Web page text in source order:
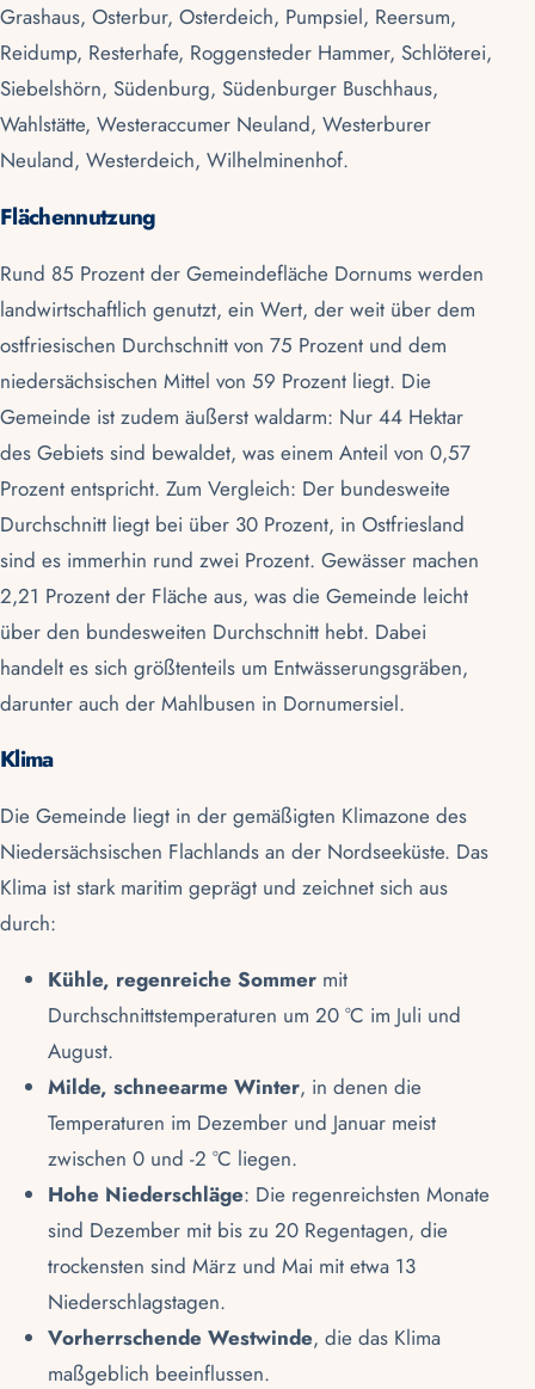
Grashaus, Osterbur, Osterdeich, Pumpsiel, Reersum,
Reidump, Resterhafe, Roggensteder Hammer, Schlöterei,
Siebelshörn, Südenburg, Südenburger Buschhaus,
Wahlstätte, Westeraccumer Neuland, Westerburer
Neuland, Westerdeich, Wilhelminenhof.
Flächennutzung
Rund 85 Prozent der Gemeindefläche Dornums werden
landwirtschaftlich genutzt, ein Wert, der weit über dem
ostfriesischen Durchschnitt von 75 Prozent und dem
niedersächsischen Mittel von 59 Prozent liegt. Die
Gemeinde ist zudem äußerst waldarm: Nur 44 Hektar
des Gebiets sind bewaldet, was einem Anteil von 0,57
Prozent entspricht. Zum Vergleich: Der bundesweite
Durchschnitt liegt bei über 30 Prozent, in Ostfriesland
sind es immerhin rund zwei Prozent. Gewässer machen
2,21 Prozent der Fläche aus, was die Gemeinde leicht
über den bundesweiten Durchschnitt hebt. Dabei
handelt es sich größtenteils um Entwässerungsgräben,
darunter auch der Mahlbusen in Dornumersiel.
Klima
Die Gemeinde liegt in der gemäßigten Klimazone des
Niedersächsischen Flachlands an der Nordseeküste. Das
Klima ist stark maritim geprägt und zeichnet sich aus
durch:
Kühle, regenreiche Sommer mit
Durchschnittstemperaturen um 20 °C im Juli und
August.
Milde, schneearme Winter, in denen die
Temperaturen im Dezember und Januar meist
zwischen 0 und -2 °C liegen.
Hohe Niederschläge: Die regenreichsten Monate
sind Dezember mit bis zu 20 Regentagen, die
trockensten sind März und Mai mit etwa 13
Niederschlagstagen.
Vorherrschende Westwinde, die das Klima
maßgeblich beeinflussen.